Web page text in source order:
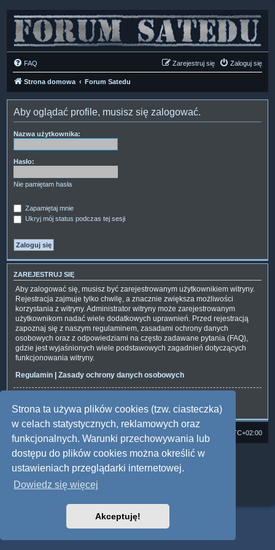
Strona ta używa plików cookies (tzw. ciasteczka)
w celach statystycznych, reklamowych oraz
funkcjonalnych. Warunki przechowywania lub
dostępu do plików cookies można określić w
ustawieniach przeglądarki internetowej.
Dowiedz się więcej
Akceptuję!
FAQ Zaloguj się
Zarejestruj się
Strona domowa Forum Satedu
Aby oglądać profile, musisz się zalogować.
Nazwa użytkownika:
Hasło:
Nie pamiętam hasła
Zapamiętaj mnie
Ukryj mój status podczas tej sesji
ZAREJESTRUJ SIĘ
Aby zalogować się, musisz być zarejestrowanym użytkownikiem witryny.
Rejestracja zajmuje tylko chwilę, a znacznie zwiększa możliwości
korzystania z witryny. Administrator witryny może zarejestrowanym
użytkownikom nadać wiele dodatkowych uprawnień. Przed rejestracją
zapoznaj się z naszym regulaminem, zasadami ochrony danych
osobowych oraz z odpowiedziami na często zadawane pytania (FAQ),
gdzie jest wyjaśnionych wiele podstawowych zagadnień dotyczących
funkcjonowania witryny.
Regulamin | Zasady ochrony danych osobowych
UTC+02:00
Technologię dostarczaphpBB ® Forum Software © phpBB Limited
Polski pakiet językowy dostarczaphpBB.pl
Style: Multi Design by Joyce&Luna
phpBB
Zasady ochrony danych osobowych